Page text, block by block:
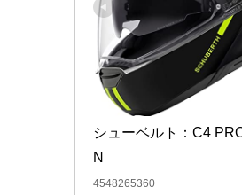
シューベルト：C4
N
4548265360